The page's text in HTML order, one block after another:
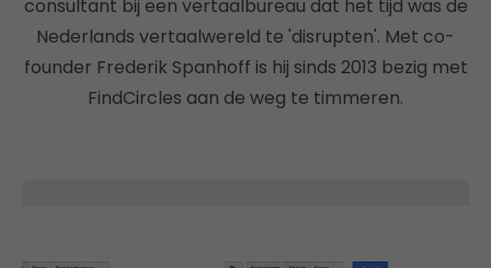
consultant bij een vertaalbureau dat het tijd was de
Nederlands vertaalwereld te 'disrupten'. Met co-
founder Frederik Spanhoff is hij sinds 2013 bezig met
FindCircles aan de weg te timmeren.